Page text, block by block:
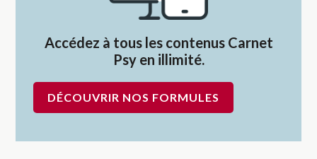
Accédez à tous les contenus Carnet
Psy en illimité.
DÉCOUVRIR NOS FORMULES